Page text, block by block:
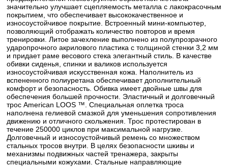
значительно улучшает сцепляемость металла с лакокрасочным
покрытием, что обеспечивает высококачественное и
износоустойчивое покрытие. Встроенный мини-компьютер,
позволяющий отображать количество повторов и время
тренировки. Литое зачехление выполнено из полупрозрачного
ударопрочного акрилового пластика с толщиной стенки 3,2 мм
и придает раме весового стека элегантный стиль. В качестве
обивки сиденья, спинки и валиков используется
износоустойчивая искусственная кожа. Наполнитель из
вспененного полиуретана обеспечивает дополнительный
комфорт и безопасность. Обивка имеет двойные швы для
обеспечения большей прочности. Эластичный и долговечный
трос American LOOS ™. Специальная оплетка троса
наполнена гелиевой смазкой для уменьшения сопротивления
движению и отличного скольжения. Трос протестирован в
течение 250000 циклов при максимальной нагрузке.
Долговечный и износоустойчивый ремень со множеством
стальных тросов внутри. В целях безопасности шкивы и
механизмы подвижных частей тренажера, закрыты
специальными кожухами. Стальные направляющие